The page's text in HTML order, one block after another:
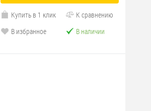
Купить в 1 клик
К сравнению
В избранное
В наличии